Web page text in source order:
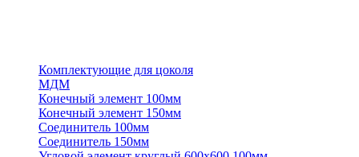
Комплектующие для цоколя
МДМ
Конечный элемент 100мм
Конечный элемент 150мм
Соединитель 100мм
Соединитель 150мм